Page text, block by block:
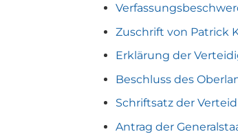
Zuschrift von Patrick
Erklärung der
Beschluss des
Schriftsatz der
Antrag der